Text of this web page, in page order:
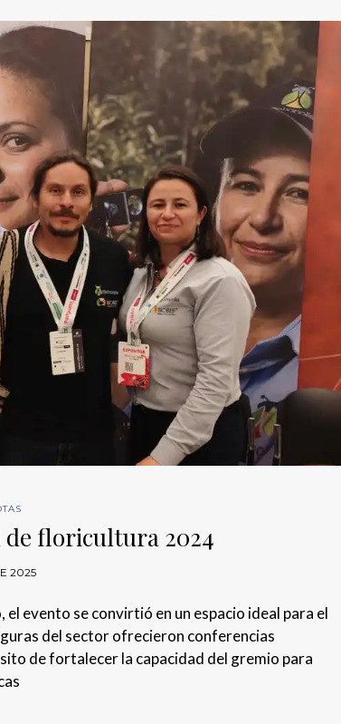
floricultura 2024
2025
evento se convirtió en un espacio ideal para el
del sector ofrecieron conferencias
de fortalecer la capacidad del gremio para